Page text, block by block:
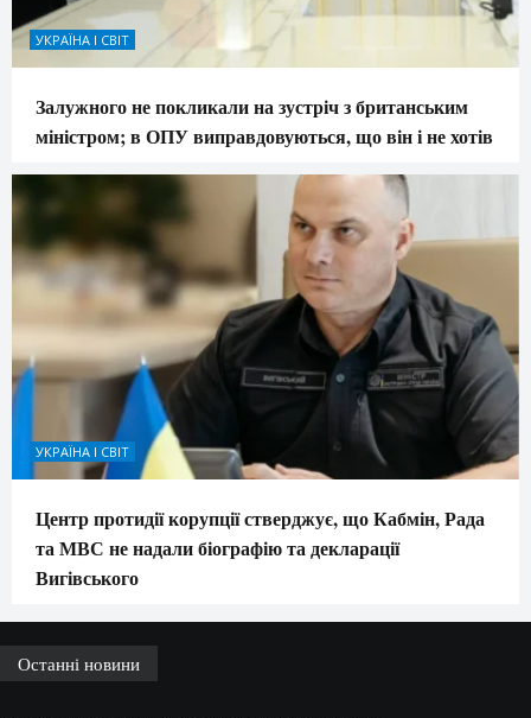
УКРАЇНА І СВІТ
Залужного не покликали на зустріч з британським
міністром; в ОПУ виправдовуються, що він і не хотів
УКРАЇНА І СВІТ
Центр протидії корупції стверджує, що Кабмін, Рада
та МВС не надали біографію та декларації
Вигівського
Останні новини